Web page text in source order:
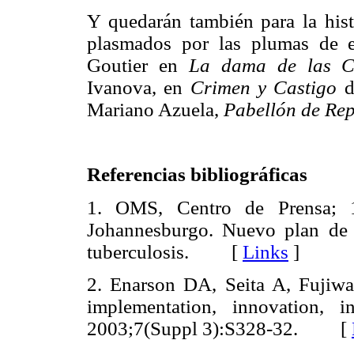
Y quedarán también para la
plasmados por las plumas de
Goutier en La dama de las
Ivanova, en Crimen y Castigo
Mariano Azuela, Pabellón de
Referencias bibliográficas
1. OMS, Centro de Prensa;
Johannesburgo. Nuevo plan
tuberculosis. [ Links ]
2. Enarson DA, Seita A,
implementation,
2003;7(Suppl 3):S328-32. [